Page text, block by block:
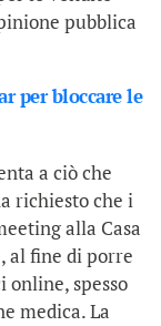
pubblica
per bloccare le
a ciò che
richiesto che i
alla Casa
al fine di porre
spesso
medica. La